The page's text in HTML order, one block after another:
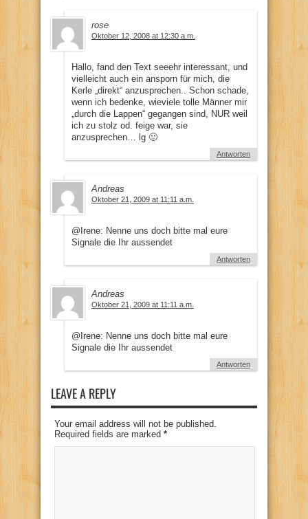
rose
Oktober 12, 2008 at 12:30 a.m.
Hallo, fand den Text seeehr interessant, und
vielleicht auch ein ansporn für mich, die
Kerle „direkt“ anzusprechen.. Schon schade,
wenn ich bedenke, wieviele tolle Männer mir
„durch die Lappen“ gegangen sind, NUR weil
ich zu stolz od. feige war, sie
anzusprechen… lg 🙂
Antworten
Andreas
Oktober 21, 2009 at 11:11 a.m.
@Irene: Nenne uns doch bitte mal eure
Signale die Ihr aussendet
Antworten
Andreas
Oktober 21, 2009 at 11:11 a.m.
@Irene: Nenne uns doch bitte mal eure
Signale die Ihr aussendet
Antworten
LEAVE A REPLY
Your email address will not be published.
Required fields are marked *